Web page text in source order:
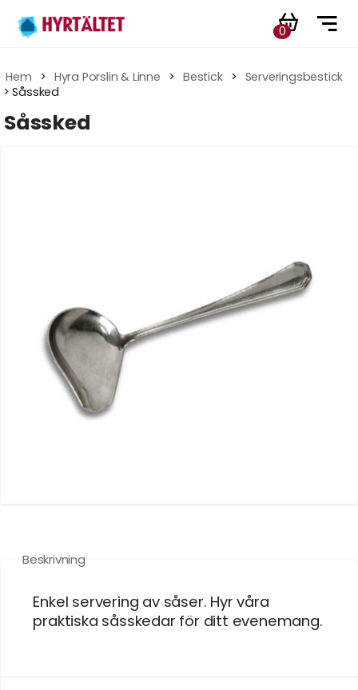
0
Hem > Hyra Porslin & Linne > Bestick > Serveringsbestick
> Såssked
Såssked
Beskrivning
Enkel servering av såser. Hyr våra
praktiska såsskedar för ditt evenemang.